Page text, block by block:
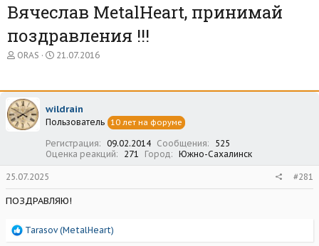
Вячеслав MetalHeart, принимай
поздравления !!!
А
о
р
т
е
ORAS
Д
а
а
ч
л
а
21.07.2016
wildrain
Пользователь 10 лет на форуме
Регистрация 09.02.2014 Сообщения
525
Оценка реакций
271 Город Южно-Сахалинск
25.07.2025 #281
ПОЗДРАВЛЯЮ!
Р
Tarasov (MetalHeart)